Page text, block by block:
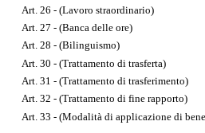
Art. 26 - (Lavoro straordinario)
Art. 27 - (Banca delle ore)
Art. 28 - (Bilinguismo)
Art. 30 - (Trattamento di trasferta)
Art. 31 - (Trattamento di trasferimento)
Art. 32 - (Trattamento di fine rapporto)
Art. 33 - (Modalità di applicazione di